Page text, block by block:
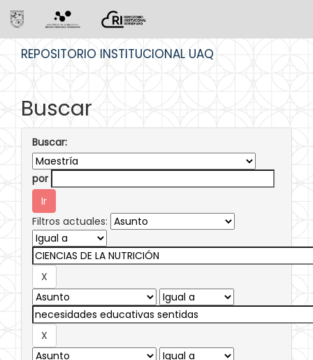
REPOSITORIO INSTITUCIONAL UAQ
Buscar
Buscar:
por
Filtros actuales: